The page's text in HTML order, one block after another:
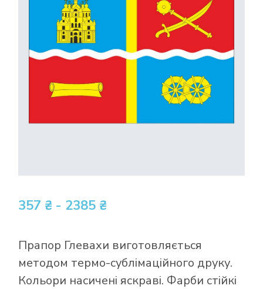
357 ₴ - 2385 ₴
Прапор Глевахи виготовляється
методом термо-сублімаційного друку.
Кольори насичені яскраві. Фарби стійкі